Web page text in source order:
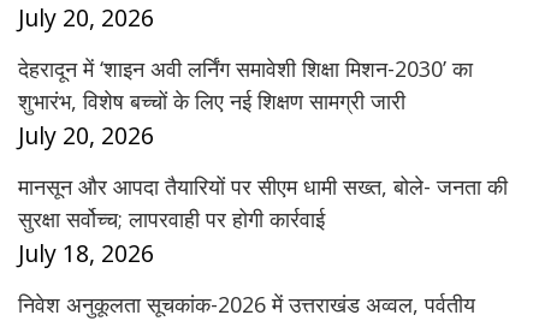
July 20, 2026
देहरादून में ‘शाइन अवी लर्निंग समावेशी शिक्षा मिशन-2030’ का
शुभारंभ, विशेष बच्चों के लिए नई शिक्षण सामग्री जारी
July 20, 2026
मानसून और आपदा तैयारियों पर सीएम धामी सख्त, बोले- जनता की
सुरक्षा सर्वोच्च; लापरवाही पर होगी कार्रवाई
July 18, 2026
निवेश अनुकूलता सूचकांक-2026 में उत्तराखंड अव्वल, पर्वतीय